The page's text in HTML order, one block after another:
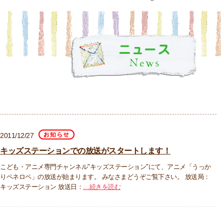
2011/12/27
キッズステーションでの放送がスタートします！
こども・アニメ専門チャンネル"キッズステーション"にて、アニメ「うっか
りペネロペ」の放送が始まります。 みなさまどうぞご覧下さい。 放送局：
キッズステーション 放送日： …続きを読む